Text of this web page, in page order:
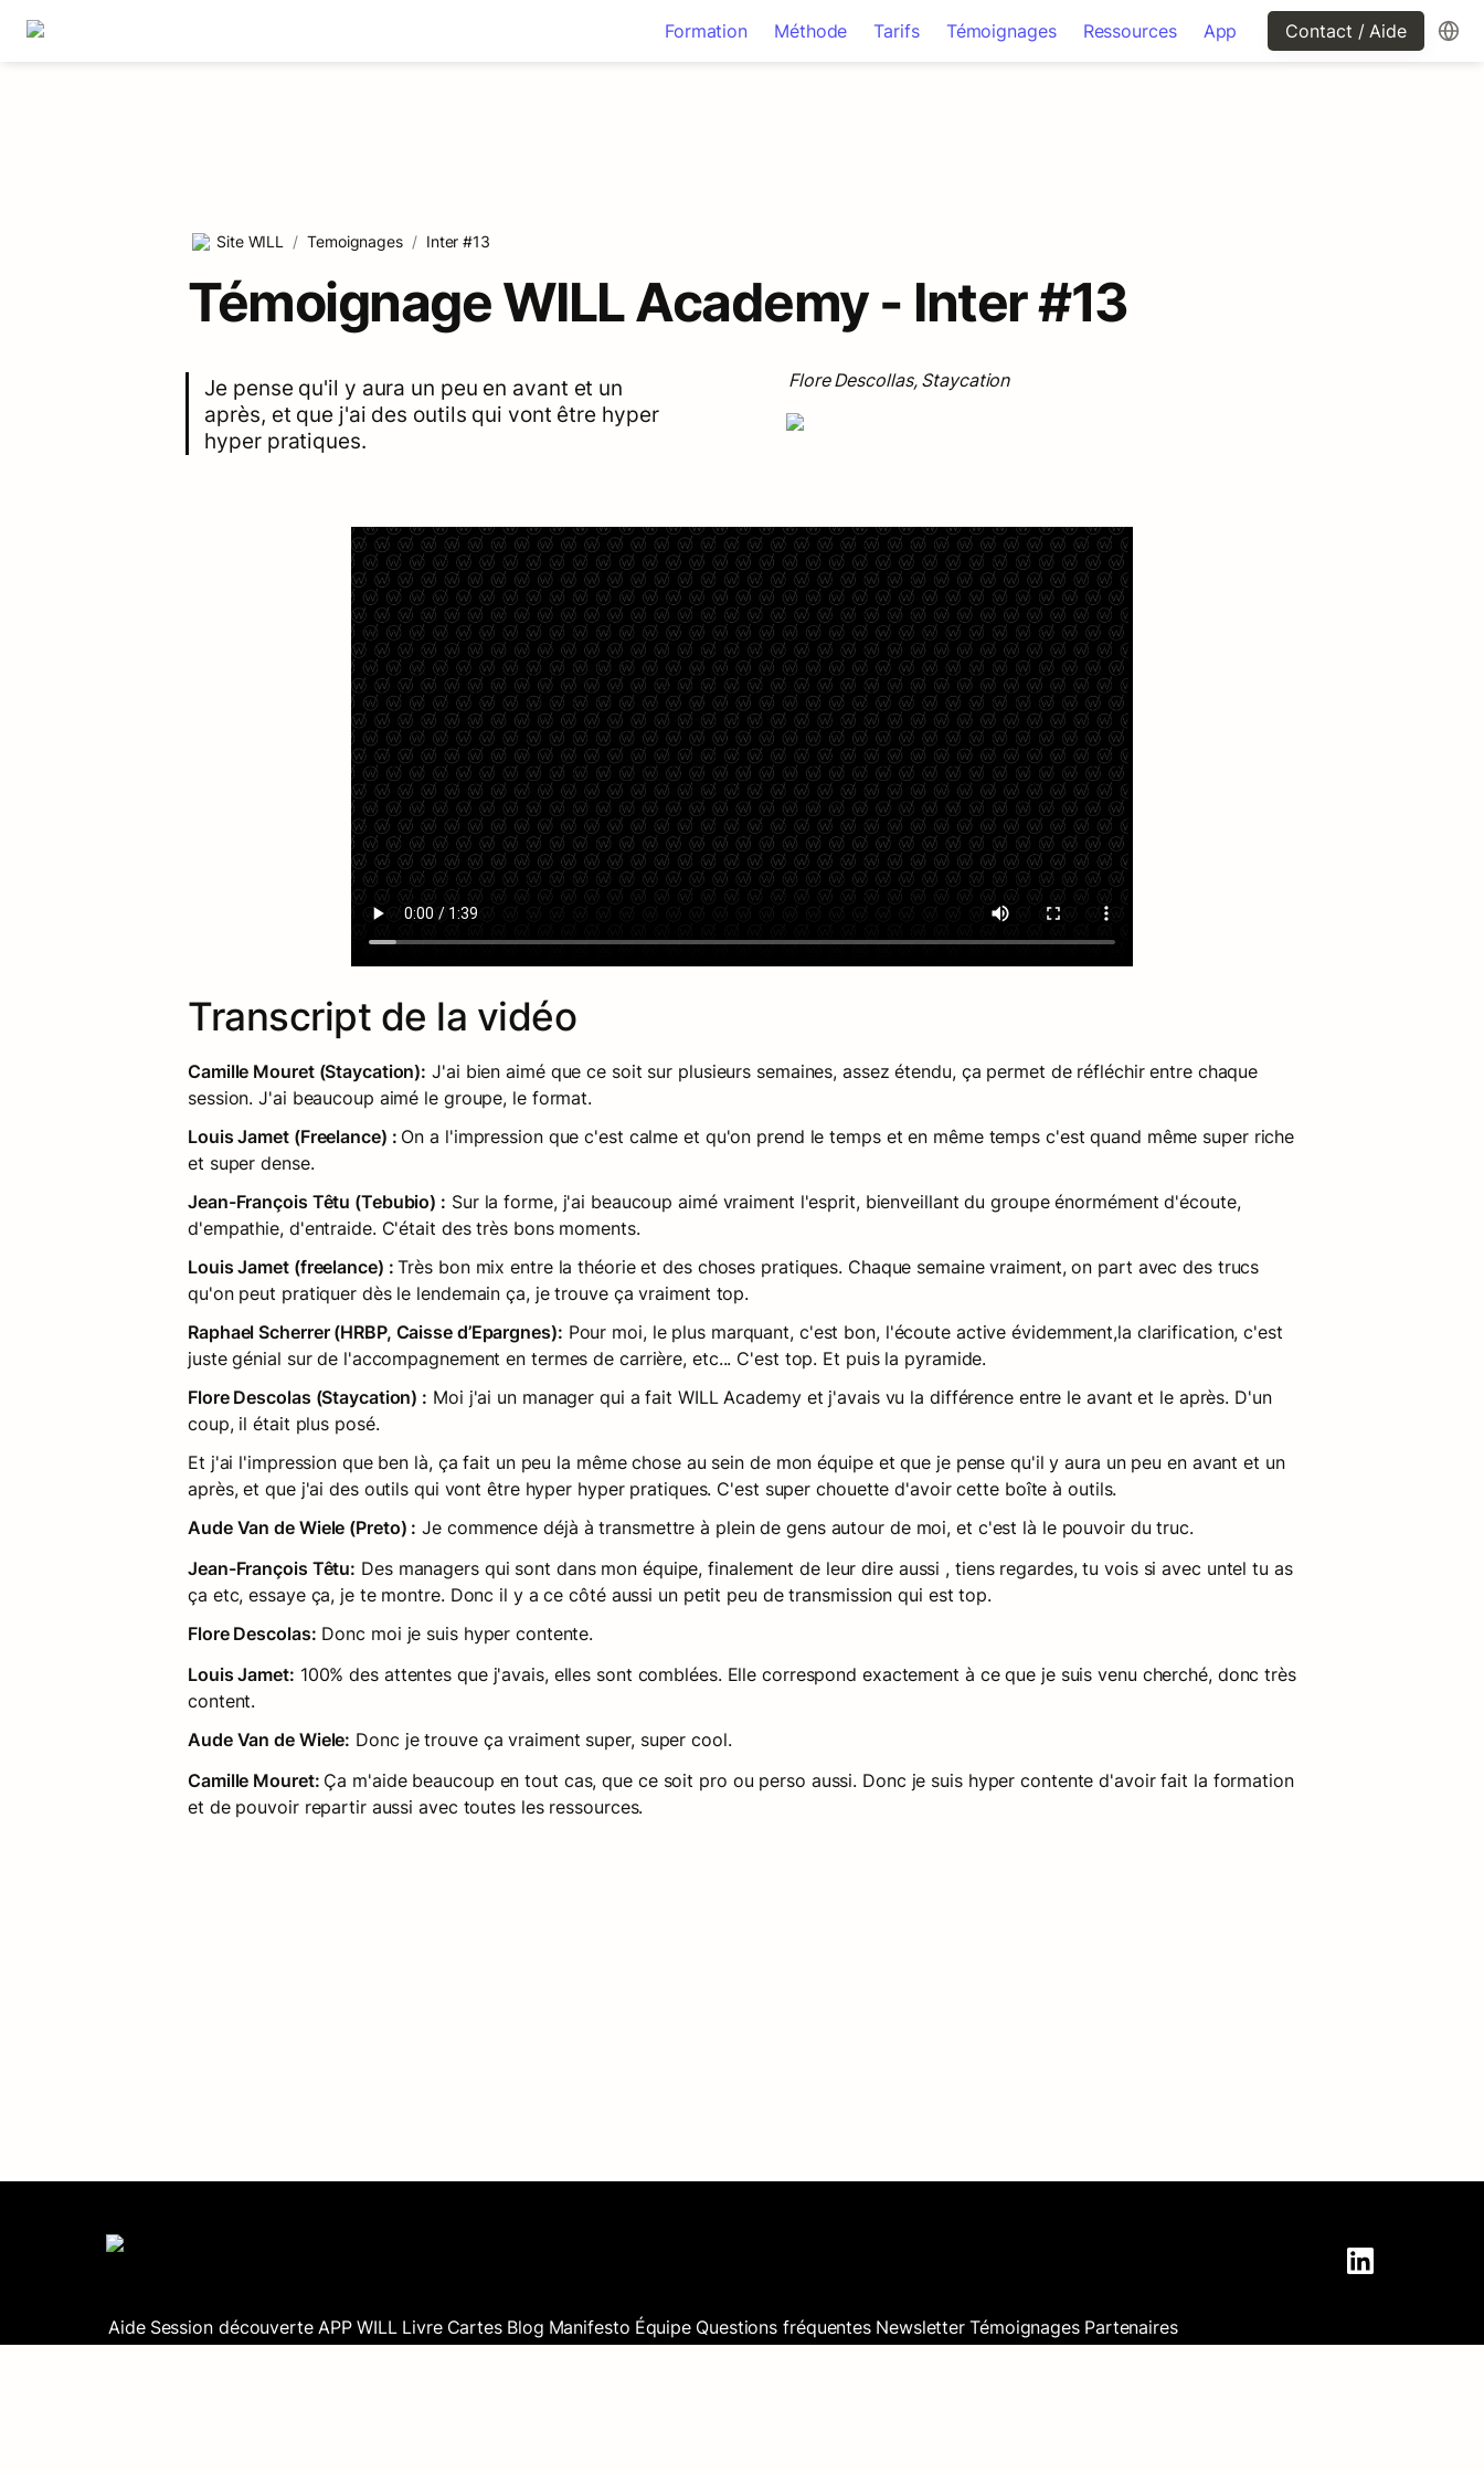
Formation Méthode Tarifs Témoignages Ressources App Contact / Aide
Site WILL / Temoignages / Inter #13
Témoignage WILL Academy - Inter #13
Je pense qu'il y aura un peu en avant et un
après, et que j'ai des outils qui vont être hyper
hyper pratiques.
Flore Descollas, Staycation
Transcript de la vidéo
Camille Mouret (Staycation): J'ai bien aimé que ce soit sur plusieurs semaines, assez étendu, ça permet de réfléchir entre chaque
session. J'ai beaucoup aimé le groupe, le format.
Louis Jamet (Freelance) : On a l'impression que c'est calme et qu'on prend le temps et en même temps c'est quand même super riche
et super dense.
Jean-François Têtu (Tebubio) : Sur la forme, j'ai beaucoup aimé vraiment l'esprit, bienveillant du groupe énormément d'écoute,
d'empathie, d'entraide. C'était des très bons moments.
Louis Jamet (freelance) : Très bon mix entre la théorie et des choses pratiques. Chaque semaine vraiment, on part avec des trucs
qu'on peut pratiquer dès le lendemain ça, je trouve ça vraiment top.
Raphael Scherrer (HRBP, Caisse d’Epargnes): Pour moi, le plus marquant, c'est bon, l'écoute active évidemment,la clarification, c'est
juste génial sur de l'accompagnement en termes de carrière, etc... C'est top. Et puis la pyramide.
Flore Descolas (Staycation) : Moi j'ai un manager qui a fait WILL Academy et j'avais vu la différence entre le avant et le après. D'un
coup, il était plus posé.
Et j'ai l'impression que ben là, ça fait un peu la même chose au sein de mon équipe et que je pense qu'il y aura un peu en avant et un
après, et que j'ai des outils qui vont être hyper hyper pratiques. C'est super chouette d'avoir cette boîte à outils.
Aude Van de Wiele (Preto) : Je commence déjà à transmettre à plein de gens autour de moi, et c'est là le pouvoir du truc.
Jean-François Têtu: Des managers qui sont dans mon équipe, finalement de leur dire aussi , tiens regardes, tu vois si avec untel tu as
ça etc, essaye ça, je te montre. Donc il y a ce côté aussi un petit peu de transmission qui est top.
Flore Descolas: Donc moi je suis hyper contente.
Louis Jamet: 100% des attentes que j'avais, elles sont comblées. Elle correspond exactement à ce que je suis venu cherché, donc très
content.
Aude Van de Wiele: Donc je trouve ça vraiment super, super cool.
Camille Mouret: Ça m'aide beaucoup en tout cas, que ce soit pro ou perso aussi. Donc je suis hyper contente d'avoir fait la formation
et de pouvoir repartir aussi avec toutes les ressources.
Aide Session découverte APP WILL Livre Cartes Blog Manifesto Équipe Questions fréquentes Newsletter Témoignages Partenaires